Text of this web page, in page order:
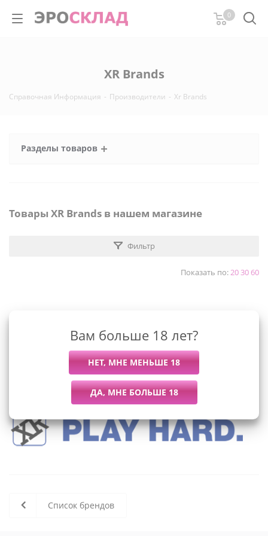
0
XR Brands
Справочная Информация - Производители - Xr Brands
Разделы товаров
Товары XR Brands в нашем магазине
Фильтр
Показать по:203060
В данный момент нет активных
товаров
Список брендов
Вам больше 18 лет?